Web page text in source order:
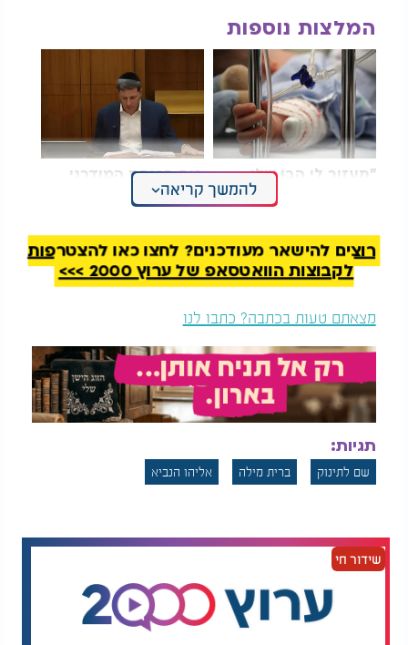
המלצות נוספות
"תעזור לי הבן שלי
חולה": הרב פרץ בבכי
בית הכנסת המודרני
שלא מעיזים לדבר
בתפילה
בסידור התפילה לרבי אלעזר מגרמייזא, בעל "ספר
הרוקח", שאל:
למה אין קוראים שם כי אם ביום המילה?
והשיב: "לפי שמצאנו קריאת שם על ידי בורא עולם
'ויקרא את שמם אדם ביום הבראם', מה לי אם ביום
הבראם קראם? אלא, קודם שנבראת חוה לא היה אדם
שלם, וכשנבראה חוה קראו אדם."
מדברי הרוקח אנו למדים שקריאת השם זמנה בהשלמת
היצירה, כי באמת שם הדבר הוא מהותו. וכל זמן שלא
נשלמה היצירה והוא בבחינת "גולם", לא נשלם שמו. לכן,
רק כאשר נשלם אדם הראשון על ידי יצירת חוה, נקרא
"אדם".
בשעת המילה, שאז נשלמת יצירת האדם. ובוודאי לא
להחליט על שם העולל כל עוד הוא במעי אימו.
הזכרנו בעבר את דברי האדמו"ר מגור בספרו "שפת
אמת", שידוע ומקובל מרבותינו ז"ל שבשעת ברית
להמשך קריאה
רוצים להישאר מעודכנים? לחצו כאן להצטרפות
לקבוצות הוואטסאפ של ערוץ 2000 >>>
מצאתם טעות בכתבה? כתבו לנו
תגיות:
שם לתינוק ברית מילה אליהו הנביא
שידור חי